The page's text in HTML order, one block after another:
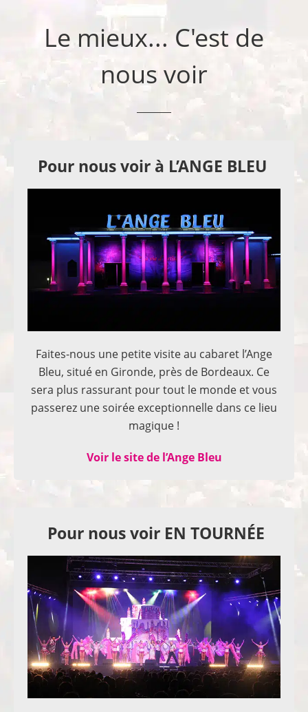
Le mieux... C'est de
nous voir
Pour nous voir à L’ANGE BLEU
Faites-nous une petite visite au cabaret l’Ange
Bleu, situé en Gironde, près de Bordeaux. Ce
sera plus rassurant pour tout le monde et vous
passerez une soirée exceptionnelle dans ce lieu
magique !
Voir le site de l’Ange Bleu
Pour nous voir EN TOURNÉE